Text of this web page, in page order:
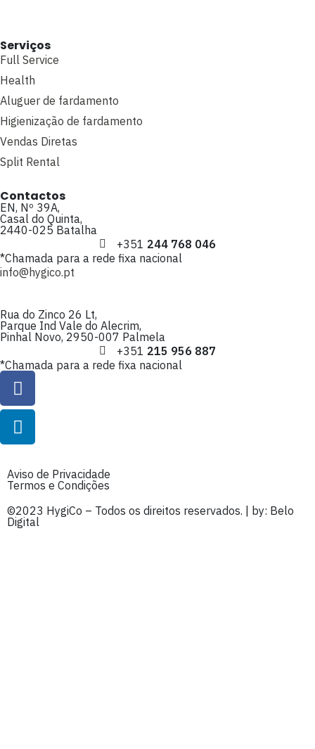
Serviços
Full Service
Health
Aluguer de fardamento
Higienização de fardamento
Vendas Diretas
Split Rental
Contactos
EN, Nº 39A,
Casal do Quinta,
2440-025 Batalha
+351 244 768 046
*Chamada para a rede fixa nacional
info@hygico.pt
Rua do Zinco 26 Lt,
Parque Ind Vale do Alecrim,
Pinhal Novo, 2950-007 Palmela
+351 215 956 887
*Chamada para a rede fixa nacional
©2023 HygiCo – Todos os direitos reservados. | by: Belo
Digital
Aviso de Privacidade
Termos e Condições